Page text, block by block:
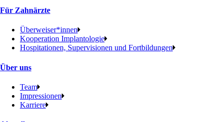
Für Zahnärzte
Überweiser*innen
Kooperation Implantologie
Hospitationen, Supervisionen und Fortbildungen
Über uns
Team
Impressionen
Karriere